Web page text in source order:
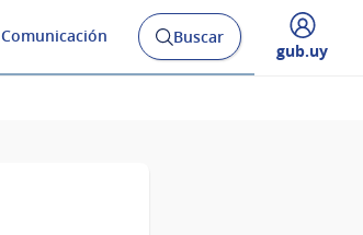
Comunicación
Abrir
buscador
Buscar
Desplegar
gub.uy